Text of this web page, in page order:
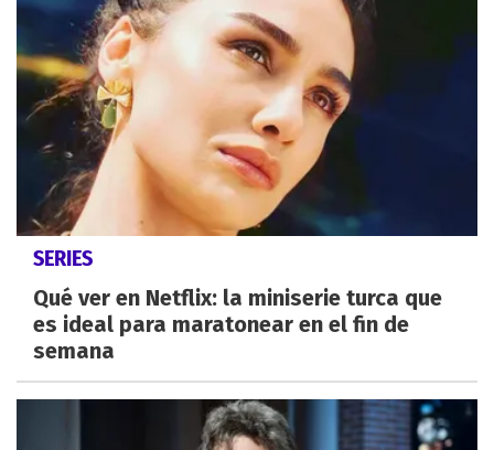
SERIES
Qué ver en Netflix: la miniserie turca que
es ideal para maratonear en el fin de
semana